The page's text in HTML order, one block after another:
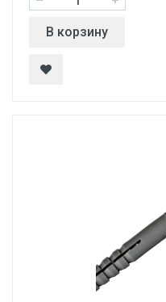
В корзину